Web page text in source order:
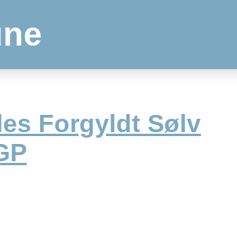
Forgyldt Sølv